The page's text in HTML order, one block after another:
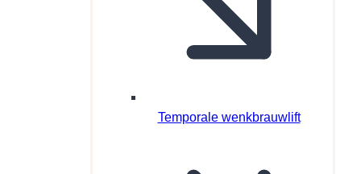
Temporale wenkbrauwlift